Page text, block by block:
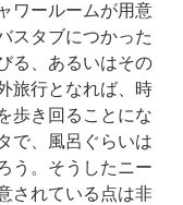
ワールームが用意
スタブにつかった
る、あるいはその
旅行となれば、時
歩き回ることにな
で、風呂ぐらいは
う。そうしたニー
されている点は非